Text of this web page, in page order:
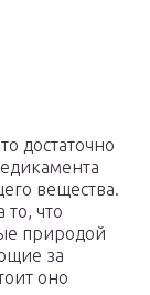
достаточно
вещества.
то, что
природой
за
оно